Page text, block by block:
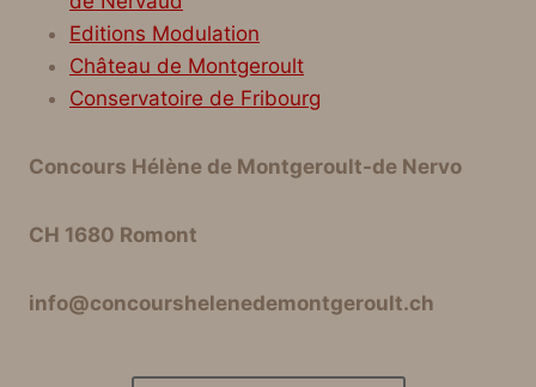
Editions Modulation
Château de Montgeroult
Conservatoire de Fribourg
Concours Hélène de Montgeroult-de Nervo
CH 1680 Romont
info@concourshelenedemontgeroult.ch